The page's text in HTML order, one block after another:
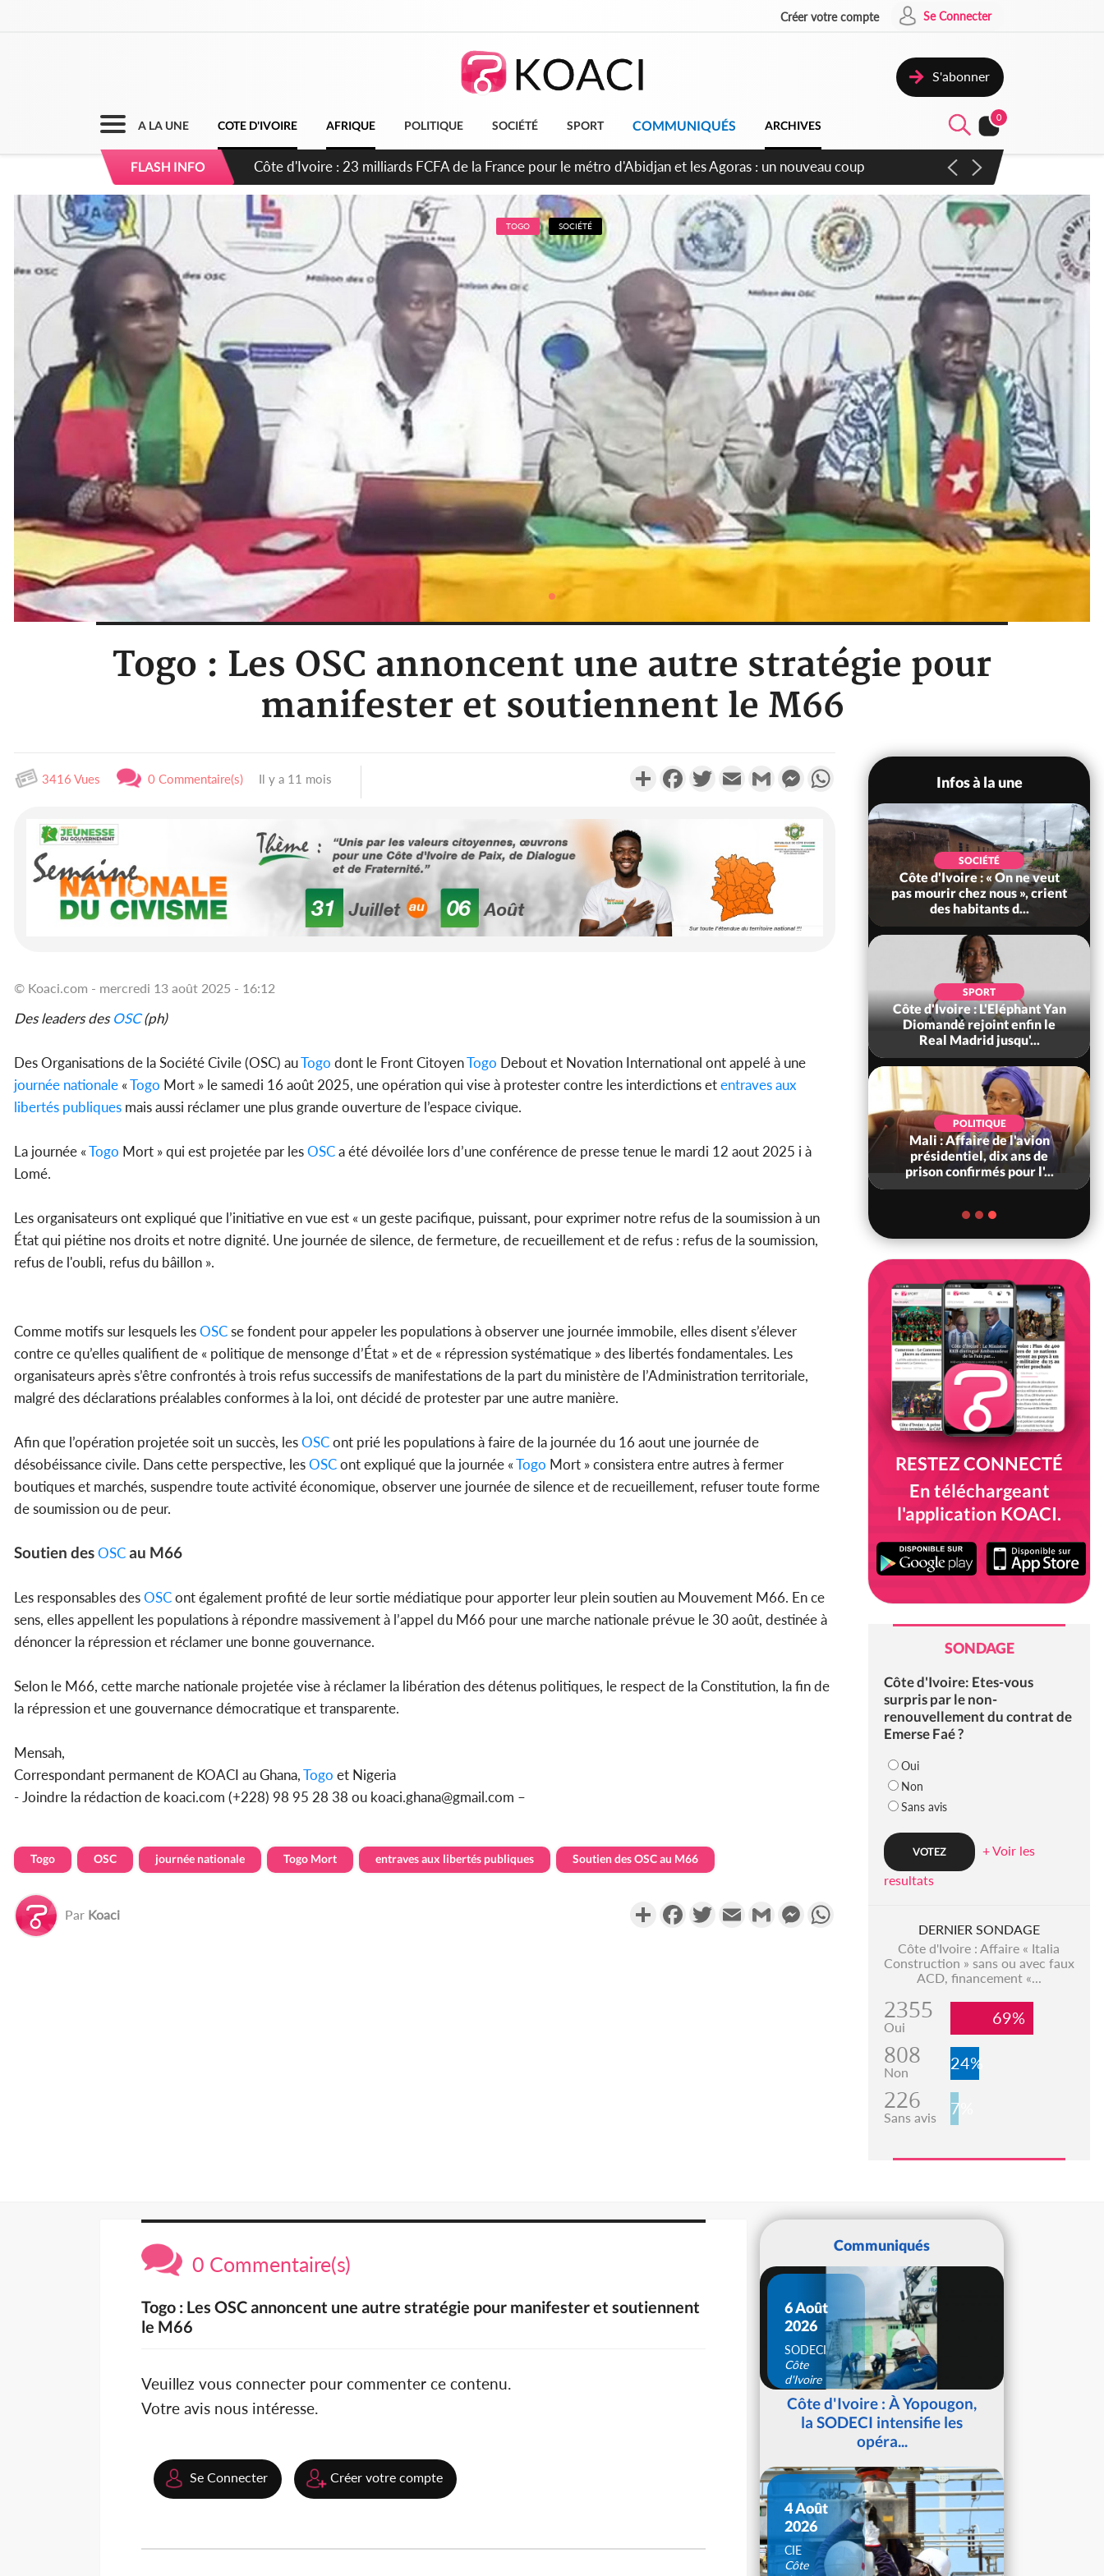
Créer votre compte Se Connecter
S'abonner
A LA UNE COTE D'IVOIRE AFRIQUE POLITIQUE SOCIÉTÉ SPORT COMMUNIQUÉS ARCHIVES
0
FLASH INFO
Côte d'Ivoire : MIRAH, bras de fer autour de la mutuelle, le SYNHA-CI saisit la Solde et dit non au
prélèvement de 26 000 FCFA sur les salaires des agents
TOGO SOCIÉTÉ
Togo : Les OSC annoncent une autre stratégie pour
manifester et soutiennent le M66
3416 Vues 0 Commentaire(s) Il y a 11 mois PartagerFacebookTwitterEmail Gmail MessengerWhatsApp
© Koaci.com - mercredi 13 août 2025 - 16:12
Des leaders desOSC(ph)
Des Organisations de la Société Civile (OSC) auTogo dont le Front CitoyenTogo Debout et Novation International ont appelé à une
journée nationale «Togo Mort » le samedi 16 août 2025, une opération qui vise à protester contre les interdictions etentraves aux
libertés publiques mais aussi réclamer une plus grande ouverture de l’espace civique.
La journée «Togo Mort » qui est projetée par lesOSCa été dévoilée lors d’une conférence de presse tenue le mardi 12 aout 2025 i à
Lomé.
Les organisateurs ont expliqué que l’initiative en vue est « un geste pacifique, puissant, pour exprimer notre refus de la soumission à un
État qui piétine nos droits et notre dignité. Une journée de silence, de fermeture, de recueillement et de refus : refus de la soumission,
refus de l'oubli, refus du bâillon ».
Comme motifs sur lesquels lesOSCse fondent pour appeler les populations à observer une journée immobile, elles disent s’élever
contre ce qu’elles qualifient de « politique de mensonge d’État » et de « répression systématique » des libertés fondamentales. Les
organisateurs après s’être confrontés à trois refus successifs de manifestations de la part du ministère de l’Administration territoriale,
malgré des déclarations préalables conformes à la loi, ont décidé de protester par une autre manière.
Afin que l’opération projetée soit un succès, lesOSCont prié les populations à faire de la journée du 16 aout une journée de
désobéissance civile. Dans cette perspective, lesOSCont expliqué que la journée «Togo Mort » consistera entre autres à fermer
boutiques et marchés, suspendre toute activité économique, observer une journée de silence et de recueillement, refuser toute forme
de soumission ou de peur.
Soutien desOSCau M66
Les responsables desOSCont également profité de leur sortie médiatique pour apporter leur plein soutien au Mouvement M66. En ce
sens, elles appellent les populations à répondre massivement à l’appel du M66 pour une marche nationale prévue le 30 août, destinée à
dénoncer la répression et réclamer une bonne gouvernance.
Selon le M66, cette marche nationale projetée vise à réclamer la libération des détenus politiques, le respect de la Constitution, la fin de
la répression et une gouvernance démocratique et transparente.
Mensah,
Correspondant permanent de KOACI au Ghana,Togo et Nigeria
- Joindre la rédaction de koaci.com (+228) 98 95 28 38 ou koaci.ghana@gmail.com –
Togo OSC journée nationale Togo Mort entraves aux libertés publiques Soutien des OSC au M66
Par Koaci PartagerFacebookTwitterEmail Gmail Messenger
Infos à la une
POLITIQUE
Côte d'Ivoire : Décrispation ?
Mamadou Traoré ex
conseiller de Soro a recou...
Amadou Oury Bah admire le
POLITIQUE
Côte d'Ivoire : 23 milliards
FCFA de la France pour le
métro d'Abidjan et l...
tragiques à Kossandji (Mé)
SOCIÉTÉ
Côte d'Ivoire : « On ne veut
pas mourir chez nous », crient
des habitants d...
SPORT
Côte d'Ivoire : L'Eléphant Yan
Diomandé rejoint enfin le
Real Madrid jusqu'...
POLITIQUE
Mali : Affaire de l'avion
présidentiel, dix ans de
prison confirmés pour l'...
RESTEZ CONNECTÉ
En téléchargeant
l'application KOACI.
SONDAGE
Côte d'Ivoire: Etes-vous
surpris par le non-
renouvellement du contrat de
Emerse Faé ?
Oui
Non
Sans avis
+ Voir les
resultats
DERNIER SONDAGE
Côte d'Ivoire : Affaire « Italia
Construction » sans ou avec faux
ACD, financement «...
2355
Oui 69%
808
Non 24%
226
Sans avis 7%
0 Commentaire(s)
Togo : Les OSC annoncent une autre stratégie pour manifester et soutiennent
le M66
Veuillez vous connecter pour commenter ce contenu.
Votre avis nous intéresse.
Se Connecter Créer votre compte
Communiqués
6 Août
2026
SODECI
Côte
d'Ivoire
Côte d'Ivoire : À Yopougon,
la SODECI intensifie les
opéra...
4 Août
2026
CIE
Côte